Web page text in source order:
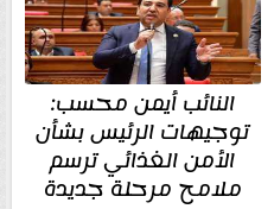
النائب أيمن محسب:
توجيهات الرئيس بشأن
الأمن الغذائي ترسم
ملامح مرحلة جديدة